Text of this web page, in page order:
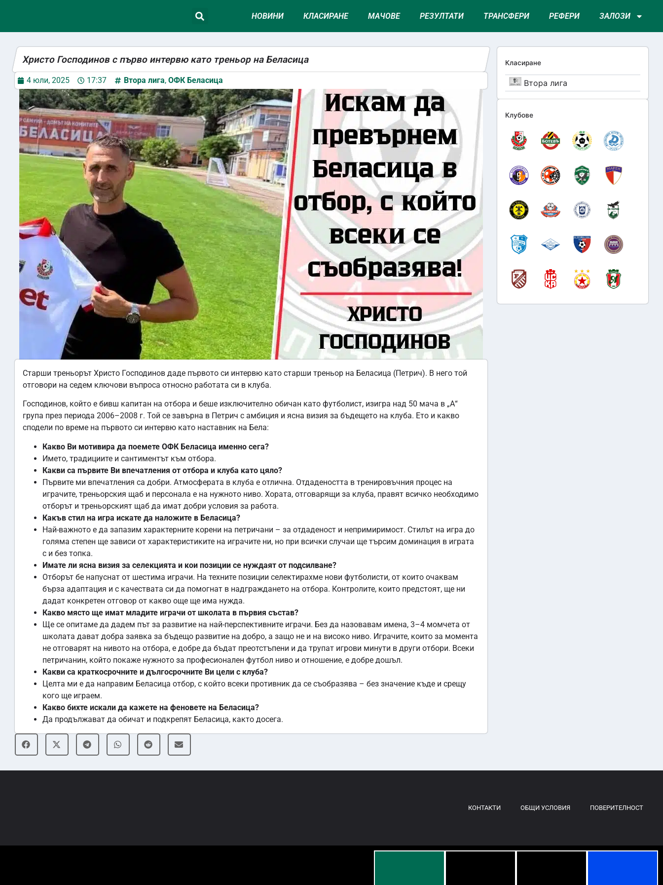
НОВИНИ КЛАСИРАНЕ МАЧОВЕ РЕЗУЛТАТИ ТРАНСФЕРИ РЕФЕРИ ЗАЛОЗИ
Класиране
Втора лига
Клубове
Христо Господинов с първо интервю като треньор на Беласица
4 юли, 2025 17:37 Втора лига, ОФК Беласица
Старши треньорът Христо Господинов даде първото си интервю като старши треньор на Беласица (Петрич). В него той
отговори на седем ключови въпроса относно работата си в клуба.
Господинов, който е бивш капитан на отбора и беше изключително обичан като футболист, изигра над 50 мача в „А“
група през периода 2006–2008 г. Той се завърна в Петрич с амбиция и ясна визия за бъдещето на клуба. Ето и какво
сподели по време на първото си интервю като наставник на Бела:
Какво Ви мотивира да поемете ОФК Беласица именно сега?
Името, традициите и сантиментът към отбора.
Какви са първите Ви впечатления от отбора и клуба като цяло?
Първите ми впечатления са добри. Атмосферата в клуба е отлична. Отдадеността в тренировъчния процес на
играчите, треньорския щаб и персонала е на нужното ниво. Хората, отговарящи за клуба, правят всичко необходимо
отборът и треньорският щаб да имат добри условия за работа.
Какъв стил на игра искате да наложите в Беласица?
Най-важното е да запазим характерните корени на петричани – за отдаденост и непримиримост. Стилът на игра до
голяма степен ще зависи от характеристиките на играчите ни, но при всички случаи ще търсим доминация в играта
с и без топка.
Имате ли ясна визия за селекцията и кои позиции се нуждаят от подсилване?
Отборът бе напуснат от шестима играчи. На техните позиции селектирахме нови футболисти, от които очаквам
бърза адаптация и с качествата си да помогнат в надграждането на отбора. Контролите, които предстоят, ще ни
дадат конкретен отговор от какво още ще има нужда.
Какво място ще имат младите играчи от школата в първия състав?
Ще се опитаме да дадем път за развитие на най-перспективните играчи. Без да назовавам имена, 3–4 момчета от
школата дават добра заявка за бъдещо развитие на добро, а защо не и на високо ниво. Играчите, които за момента
не отговарят на нивото на отбора, е добре да бъдат преотстъпени и да трупат игрови минути в други отбори. Всеки
петричанин, който покаже нужното за професионален футбол ниво и отношение, е добре дошъл.
Какви са краткосрочните и дългосрочните Ви цели с клуба?
Целта ми е да направим Беласица отбор, с който всеки противник да се съобразява – без значение къде и срещу
кого ще играем.
Какво бихте искали да кажете на феновете на Беласица?
Да продължават да обичат и подкрепят Беласица, както досега.
КОНТАКТИ ОБЩИ УСЛОВИЯ ПОВЕРИТЕЛНОСТ